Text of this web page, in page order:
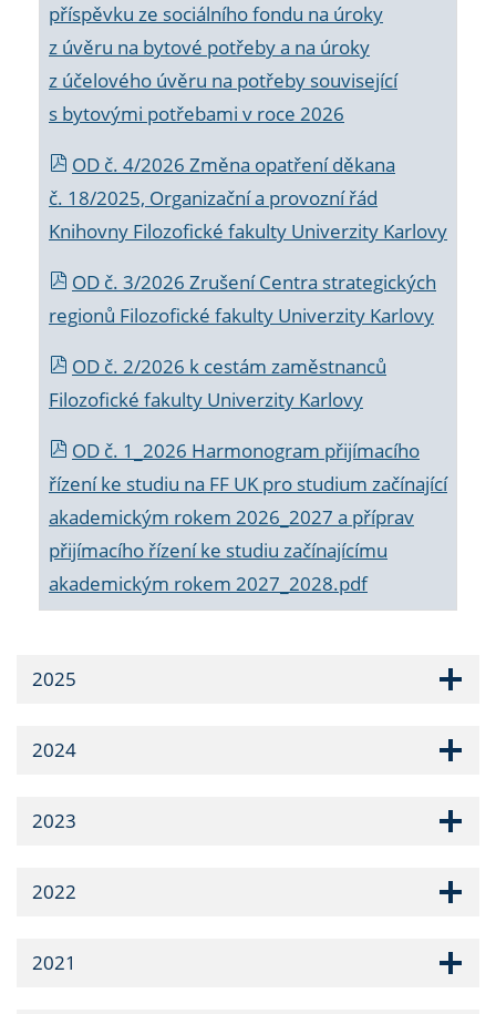
příspěvku ze sociálního fondu na úroky
z úvěru na bytové potřeby a na úroky
z účelového úvěru na potřeby související
s bytovými potřebami v roce 2026
OD č. 4/2026 Změna opatření děkana
č. 18/2025, Organizační a provozní řád
Knihovny Filozofické fakulty Univerzity Karlovy
OD č. 3/2026 Zrušení Centra strategických
regionů Filozofické fakulty Univerzity Karlovy
OD č. 2/2026 k cestám zaměstnanců
Filozofické fakulty Univerzity Karlovy
OD č. 1_2026 Harmonogram přijímacího
řízení ke studiu na FF UK pro studium začínající
akademickým rokem 2026_2027 a příprav
přijímacího řízení ke studiu začínajícímu
akademickým rokem 2027_2028.pdf
2025
2024
2023
2022
2021